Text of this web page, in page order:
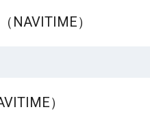
NAVITIME）
）